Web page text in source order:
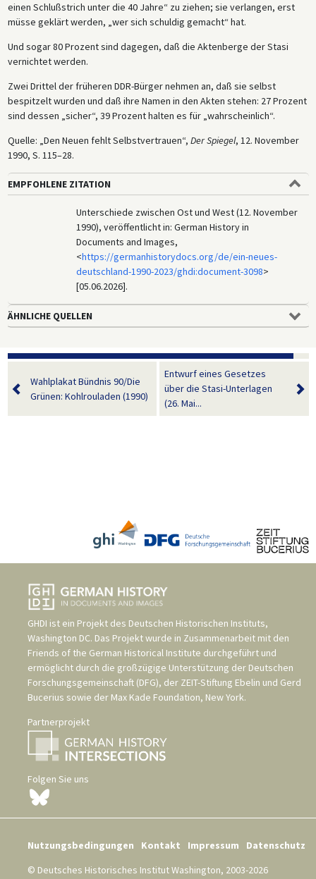
einen Schlußstrich unter die 40 Jahre“ zu ziehen; sie verlangen, erst
müsse geklärt werden, „wer sich schuldig gemacht“ hat.
Und sogar 80 Prozent sind dagegen, daß die Aktenberge der Stasi
vernichtet werden.
Zwei Drittel der früheren DDR-Bürger nehmen an, daß sie selbst
bespitzelt wurden und daß ihre Namen in den Akten stehen: 27 Prozent
sind dessen „sicher“, 39 Prozent halten es für „wahrscheinlich“.
Quelle: „Den Neuen fehlt Selbstvertrauen“, Der Spiegel, 12. November
1990, S. 115–28.
EMPFOHLENE ZITATION
Unterschiede zwischen Ost und West (12. November
1990), veröffentlicht in: German History in
Documents and Images,
<https://germanhistorydocs.org/de/ein-neues-
deutschland-1990-2023/ghdi:document-3098>
[05.06.2026].
ÄHNLICHE QUELLEN
Wahlplakat Bündnis 90/Die
Grünen: Kohlrouladen (1990)
Entwurf eines Gesetzes
über die Stasi-Unterlagen
(26. Mai...
GHDI ist ein Projekt des Deutschen Historischen Instituts,
Washington DC. Das Projekt wurde in Zusammenarbeit mit den
Friends of the German Historical Institute durchgeführt und
ermöglicht durch die großzügige Unterstützung der Deutschen
Forschungsgemeinschaft (DFG), der ZEIT-Stiftung Ebelin und Gerd
Bucerius sowie der Max Kade Foundation, New York.
Partnerprojekt
Folgen Sie uns
Nutzungsbedingungen Kontakt Impressum
Datenschutz
© Deutsches Historisches Institut Washington, 2003-2026